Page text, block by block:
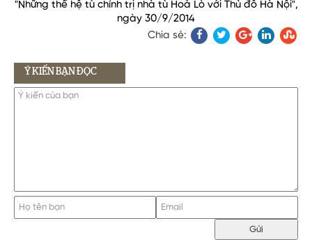
"Những thế hệ tù chính trị nhà tù Hoả Lò với Thủ đô Hà Nội",
ngày 30/9/2014
Chia sẻ:
Ý KIẾN BẠN ĐỌC